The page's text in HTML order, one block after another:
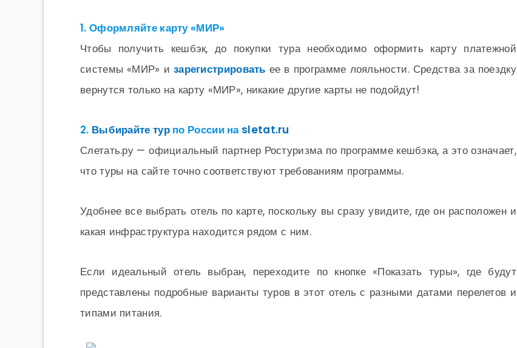
1. Оформляйте карту «МИР»
Чтобы получить кешбэк, до покупки тура необходимо оформить карту платежной
системы «МИР» и зарегистрировать ее в программе лояльности. Средства за поездку
вернутся только на карту «МИР», никакие другие карты не подойдут!
2. Выбирайте турпо России на sletat.ru
Слетать.ру — официальный партнер Ростуризма по программе кешбэка, а это означает,
что туры на сайте точно соответствуют требованиям программы.
Удобнее все выбрать отель по карте, поскольку вы сразу увидите, где он расположен и
какая инфраструктура находится рядом с ним.
Если идеальный отель выбран, переходите по кнопке «Показать туры», где будут
представлены подробные варианты туров в этот отель с разными датами перелетов и
типами питания.